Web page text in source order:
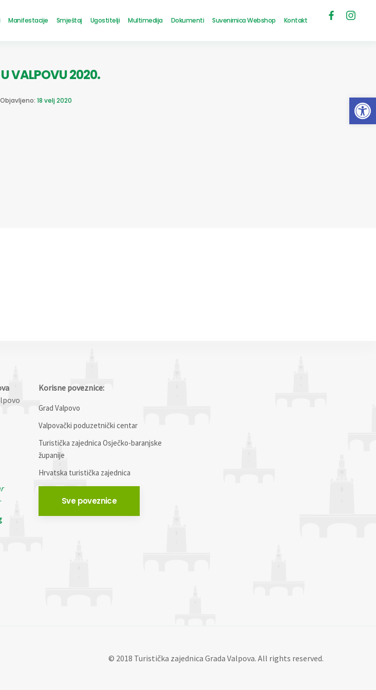
Manifestacije Smještaj Ugostitelji Multimedija Dokumenti Suvenirnica Webshop Kontakt
U VALPOVU 2020.
Objavljeno: 18 velj 2020
Korisne poveznice:
Grad Valpovo
Valpovački poduzetnički centar
Turistička zajednica Osječko-baranjske
županije
Hrvatska turistička zajednica
Sve poveznice
© 2018 Turistička zajednica Grada Valpova. All rights reserved.